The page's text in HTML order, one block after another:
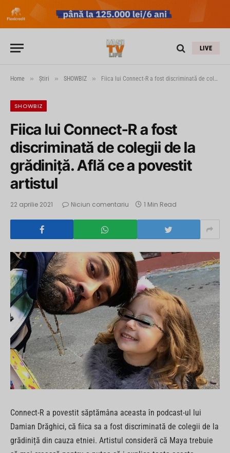
LIVE
Home » Știri » SHOWBIZ » Fiica lui Connect-R a fost discriminată de colegii de la grădiniță. Află ce a povestit artistul
SHOWBIZ
Fiica lui Connect-R a fost
discriminată de colegii de la
grădiniță. Află ce a povestit
artistul
22 aprilie 2021 Niciun comentariu 1 Min Read
Connect-R a povestit săptămâna aceasta în podcast-ul lui
Damian Drăghici, că fiica sa a fost discriminată de colegii de la
grădiniță din cauza etniei. Artistul consideră că Maya trebuie